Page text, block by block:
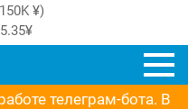
¥)
телеграм-бота. В